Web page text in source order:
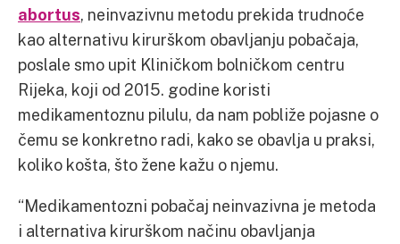
abortus, neinvazivnu metodu prekida trudnoće
kao alternativu kirurškom obavljanju pobačaja,
poslale smo upit Kliničkom bolničkom centru
Rijeka, koji od 2015. godine koristi
medikamentoznu pilulu, da nam pobliže pojasne o
čemu se konkretno radi, kako se obavlja u praksi,
koliko košta, što žene kažu o njemu.
“Medikamentozni pobačaj neinvazivna je metoda
i alternativa kirurškom načinu obavljanja